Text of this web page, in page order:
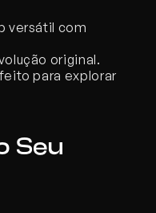
versátil com
original.
para explorar
Seu